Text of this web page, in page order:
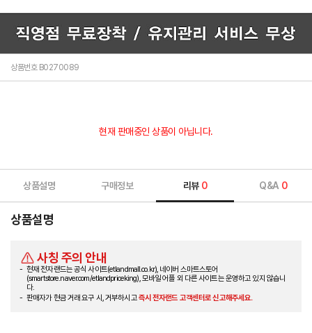
상품번호 B0270089
현재 판매중인 상품이 아닙니다.
상품설명 구매정보 리뷰 0 Q&A 0
상품설명
사칭 주의 안내
현재 전자랜드는 공식 사이트(etlandmall.co.kr), 네이버 스마트스토어
(smartstore.naver.com/etlandpriceking), 모바일 어플 외 다른 사이트는 운영하고 있지 않습니
다.
판매자가 현금 거래 요구 시, 거부하시고즉시 전자랜드 고객센터로 신고해주세요.